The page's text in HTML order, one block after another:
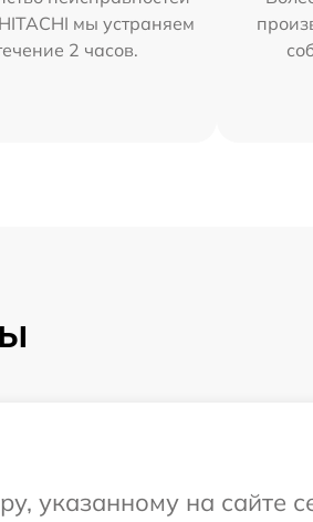
мы устраняем
2 часов.
указанному на сайте